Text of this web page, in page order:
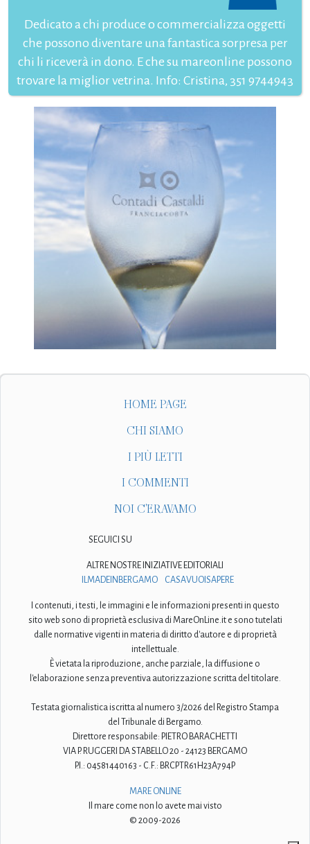
Dedicato a chi produce o commercializza oggetti
che possono diventare una fantastica sorpresa per
chi li riceverà in dono. E che su mareonline possono
trovare la miglior vetrina. Info: Cristina, 351 9744943
HOME PAGE
CHI SIAMO
I PIÙ LETTI
I COMMENTI
NOI C'ERAVAMO
SEGUICI SU
ALTRE NOSTRE INIZIATIVE EDITORIALI
ILMADEINBERGAMO
CASAVUOISAPERE
I contenuti, i testi, le immagini e le informazioni presenti in questo
sito web sono di proprietà esclusiva di MareOnLine.it e sono tutelati
dalle normative vigenti in materia di diritto d'autore e di proprietà
intellettuale.
È vietata la riproduzione, anche parziale, la diffusione o
l'elaborazione senza preventiva autorizzazione scritta del titolare.
Testata giornalistica iscritta al numero 3/2026 del Registro Stampa
del Tribunale di Bergamo.
Direttore responsabile: PIETRO BARACHETTI
VIA P. RUGGERI DA STABELLO 20 - 24123 BERGAMO
P.I.: 04581440163 - C.F.: BRCPTR61H23A794P
MARE ONLINE
Il mare come non lo avete mai visto
© 2009-2026